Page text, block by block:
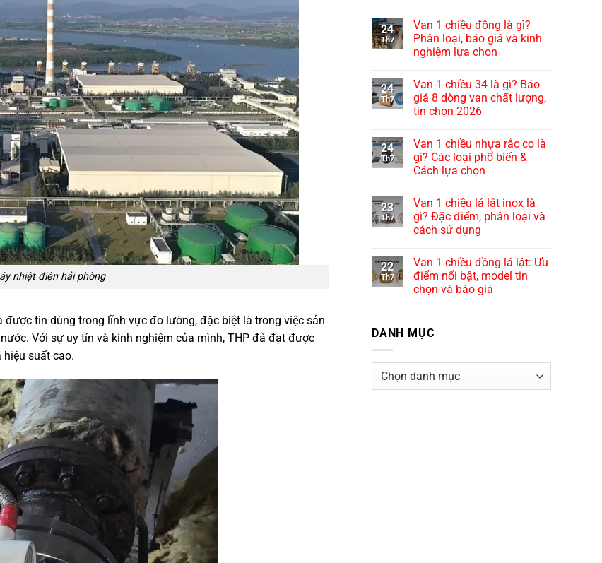
nhiệt điện hải phòng
tin dùng trong lĩnh vực đo lường, đặc biệt là trong việc sản
Với sự uy tín và kinh nghiệm của mình, THP đã đạt được
suất cao.
24
Th7
Van 1 chiều đồng là gì?
Phân loại, báo giá và kinh
nghiệm lựa chọn
24
Th7
Van 1 chiều 34 là gì? Báo
giá 8 dòng van chất lượng,
tin chọn 2026
24
Th7
Van 1 chiều nhựa rắc co là
gì? Các loại phổ biến &
Cách lựa chọn
23
Th7
Van 1 chiều lá lật inox là
gì? Đặc điểm, phân loại và
cách sử dụng
22
Th7
Van 1 chiều đồng lá lật: Ưu
điểm nổi bật, model tin
chọn và báo giá
DANH MỤC
Danh